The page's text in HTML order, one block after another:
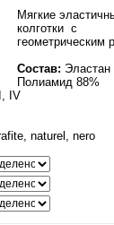
Мягкие
колготки с
геометрическим
Состав: Эластан
Полиамид 88%
IV
naturel, nero